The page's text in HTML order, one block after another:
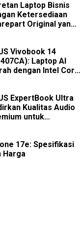
Laptop Bisnis
Ketersediaan
Original yang
Vivobook 14
Laptop AI
dengan Intel Core
ExpertBook Ultra
Kualitas Audio
untuk
17e: Spesifikasi
Harga